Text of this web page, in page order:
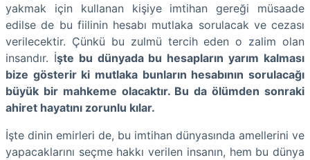
yakmak için kullanan kişiye imtihan gereği müsaade
edilse de bu fiilinin hesabı mutlaka sorulacak ve cezası
verilecektir. Çünkü bu zulmü tercih eden o zalim olan
insandır. İşte bu dünyada bu hesapların yarım kalması
bize gösterir ki mutlaka bunların hesabının sorulacağı
büyük bir mahkeme olacaktır. Bu da ölümden sonraki
ahiret hayatını zorunlu kılar.
İşte dinin emirleri de, bu imtihan dünyasında amellerini ve
yapacaklarını seçme hakkı verilen insanın, hem bu dünya